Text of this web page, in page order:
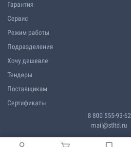
Гарантия
Сервис
Режим работы
Подразделения
Хочу дешевле
Тендеры
Поставщикам
Сертификаты
8 800 555-93-62
mail@stltd.ru